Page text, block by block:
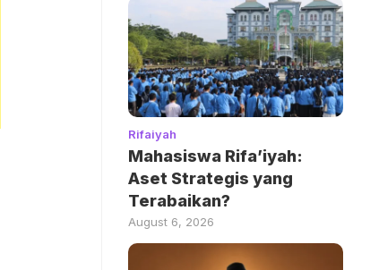
Rifaiyah
Mahasiswa Rifa’iyah:
Aset Strategis yang
Terabaikan?
August 6, 2026